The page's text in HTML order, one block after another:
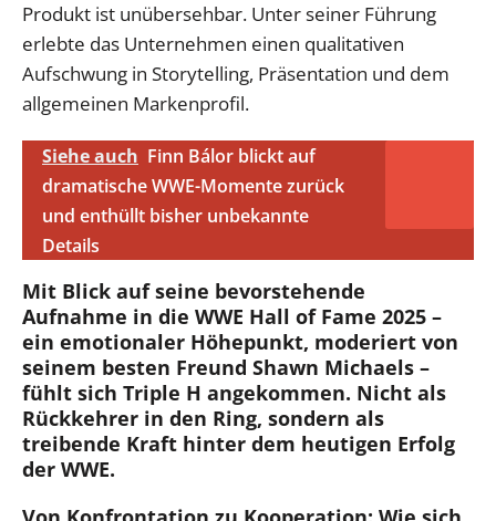
Produkt ist unübersehbar. Unter seiner Führung
erlebte das Unternehmen einen qualitativen
Aufschwung in Storytelling, Präsentation und dem
allgemeinen Markenprofil.
Siehe auch Finn Bálor blickt auf
dramatische WWE-Momente zurück
und enthüllt bisher unbekannte
Details
Mit Blick auf seine bevorstehende
Aufnahme in die WWE Hall of Fame 2025 –
ein emotionaler Höhepunkt, moderiert von
seinem besten Freund Shawn Michaels –
fühlt sich Triple H angekommen. Nicht als
Rückkehrer in den Ring, sondern als
treibende Kraft hinter dem heutigen Erfolg
der WWE.